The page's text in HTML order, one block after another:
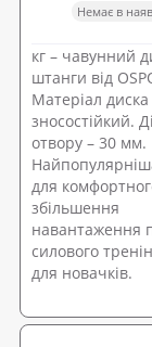
Немає в
кг – чавунний
штанги від
Матеріал
зносостійкий.
отвору – 30 мм.
для
збільшення
навантаження
силового
для новачків.